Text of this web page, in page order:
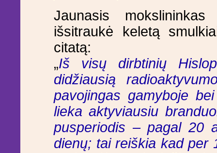
Jaunasis
išsitraukė keletą
citatą:
„Iš visų dirbtinių
didžiausią
pavojingas gamyboje
lieka aktyviausiu
pusperiodis – pagal 20
dienų; tai reiškia kad per